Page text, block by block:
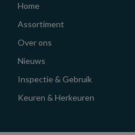
Home
Assortiment
Over ons
Nieuws
Inspectie & Gebruik
Keuren & Herkeuren